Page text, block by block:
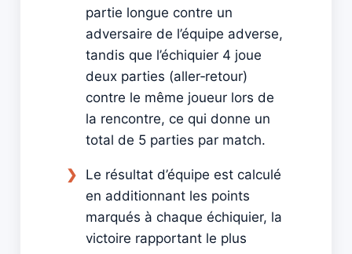
partie longue contre un
adversaire de l’équipe adverse,
tandis que l’échiquier 4 joue
deux parties (aller‑retour)
contre le même joueur lors de
la rencontre, ce qui donne un
total de 5 parties par match.
Le résultat d’équipe est calculé
en additionnant les points
marqués à chaque échiquier, la
victoire rapportant le plus